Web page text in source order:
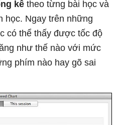
kê theo từng bài học và
học. Ngay trên những
có thể thấy được tốc độ
như thế nào với mức
phím nào hay gõ sai